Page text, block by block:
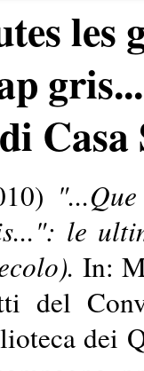
les
le
In:
del
dei